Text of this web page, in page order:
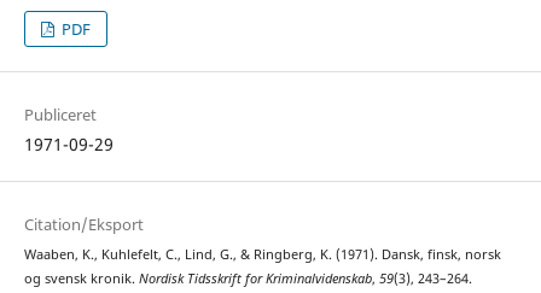
PDF
Publiceret
1971-09-29
Citation/Eksport
Waaben, K., Kuhlefelt, C., Lind, G., & Ringberg, K. (1971). Dansk, finsk, norsk
og svensk kronik. Nordisk Tidsskrift for Kriminalvidenskab, 59(3), 243–264.